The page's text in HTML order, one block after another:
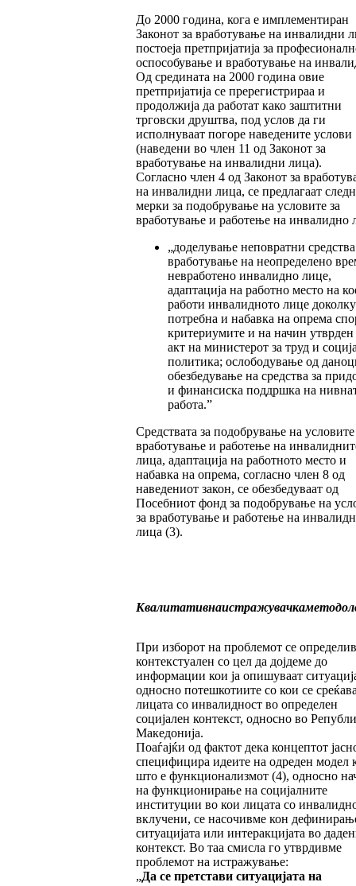
До 2000 година, кога е имплементиран
Законот за вработување на инвалидни
постоеја претпријатија за
оспособување и вработување на
Од средината на 2000 година овие
претпријатија се пререгистрираа и
продолжија да работат како заштитни
трговски друштва, под услов да ги
исполнуваат погоре наведените услови
(наведени во член 11 од Законот за
вработување на инвалидни лица).
Согласно член 4 од Законот за
на инвалидни лица, се предлагаат
мерки за подобрување на условите за
вработување и работење на инвалидно
„доделување неповратни средства
вработување на неопределено
невработено инвалидно лице,
адаптација на работно место на
работи инвалидното лице доколку
потребна и набавка на опрема
критериумите и на начин утврден
акт на министерот за труд и
политика; ослободување од
обезбедување на средства за
и финансиска поддршка на
работа.”
Средствата за подобрување на условите
вработување и работење на
лица, адаптација на работното место и
набавка на опрема, согласно член 8 од
наведениот закон, се обезбедуваат од
Посебниот фонд за подобрување на
за вработување и работење на
лица (3).
Квалитативнаистражувачка
При изборот на проблемот се
контекстуален со цел да дојдеме до
информации кои ја опишуваат
односно потешкотиите со кои се
лицата со инвалидност во определен
социјален контекст, односно во
Македонија.
Поаѓајќи од фактот дека концептот
специфицира идеите на одреден модел
што е функционализмот (4), односно
на функционирање на социјалните
институции во кои лицата со
вклучени, се насочивме кон
ситуацијата или интеракцијата во
контекст. Во таа смисла го утврдивме
проблемот на истражување:
„Да се претстави ситуацијата на